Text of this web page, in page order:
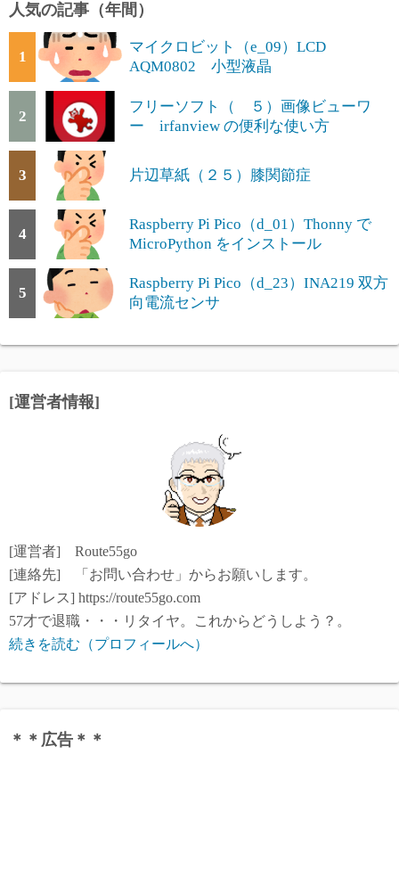
人気の記事（年間）
1
マイクロビット（e_09）LCD
AQM0802 小型液晶
2
フリーソフト（ ５）画像ビューワ
ー irfanview の便利な使い方
3 片辺草紙（２５）膝関節症
4
Raspberry Pi Pico（d_01）Thonny で
MicroPython をインストール
5
Raspberry Pi Pico（d_23）INA219 双方
向電流センサ
[運営者情報]
[運営者] Route55go
[連絡先] 「お問い合わせ」からお願いします。
[アドレス] https://route55go.com
57才で退職・・・リタイヤ。これからどうしよう？。
続きを読む（プロフィールへ）
＊＊広告＊＊